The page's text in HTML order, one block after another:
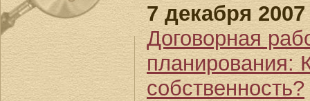
7 декабря 2007
Договорная
планирования:
собственность?